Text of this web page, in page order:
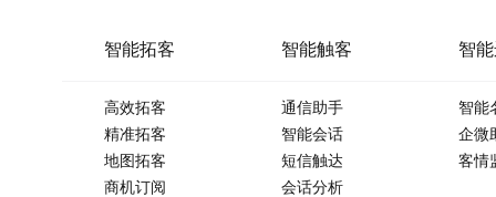
智能拓客
高效拓客
精准拓客
地图拓客
商机订阅
智能触客
通信助手
智能会话
短信触达
会话分析
智
智能
企微
客情